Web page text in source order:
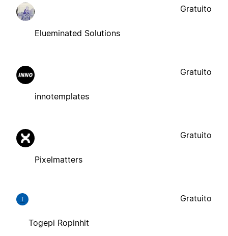
Elueminated Solutions
Gratuito
innotemplates
Gratuito
Pixelmatters
Gratuito
T
Togepi Ropinhit
Gratuito